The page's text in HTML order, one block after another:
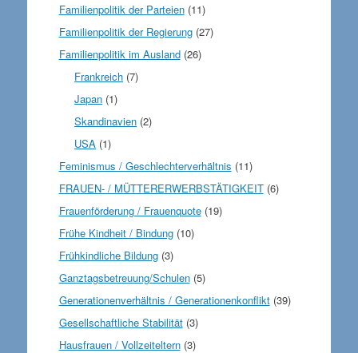
Familienpolitik der Parteien(11)
Familienpolitik der Regierung(27)
Familienpolitik im Ausland(26)
Frankreich (7)
Japan (1)
Skandinavien (2)
USA (1)
Feminismus / Geschlechterverhältnis (11)
FRAUEN- / MÜTTERERWERBSTÄTIGKEIT(6)
Frauenförderung / Frauenquote(19)
Frühe Kindheit / Bindung(10)
Frühkindliche Bildung(3)
Ganztagsbetreuung/Schulen(5)
Generationenverhältnis / Generationenkonflikt(39)
Gesellschaftliche Stabilität(3)
Hausfrauen / Vollzeiteltern(3)